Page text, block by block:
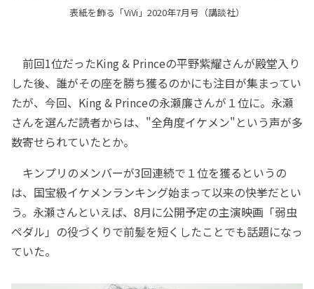
表紙を飾る「ViVi」2020年7月号（講談社）
前回1位だったKing & Princeの平野紫耀さんが殿堂入り
した後、誰がその座を勝ち獲るのかにも注目が集まってい
たが、今回、King & Princeの永瀬廉さんが１位に。永瀬
さんを選んだ読者からは、"全角度イケメン"という声が多
数寄せられていたとか。
キンプリのメンバーが3回連続で１位を獲るというの
は、国宝級イケメンランキング始まって以来の快挙だとい
う。永瀬さんといえば、8月に公開予定の主演映画「弱虫
ペダル」の役づくりで前髪を短くしたことでも話題になっ
ていた。